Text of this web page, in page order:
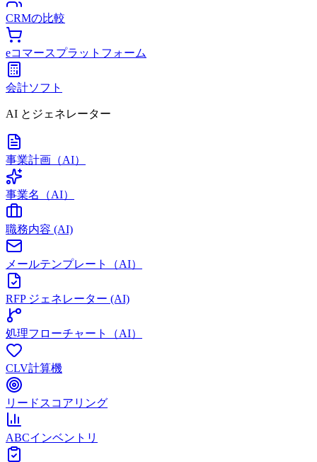
CRMの比較
eコマースプラットフォーム
会計ソフト
AI とジェネレーター
事業計画（AI）
事業名（AI）
職務内容 (AI)
メールテンプレート（AI）
RFP ジェネレーター (AI)
処理フローチャート（AI）
CLV計算機
リードスコアリング
ABCインベントリ